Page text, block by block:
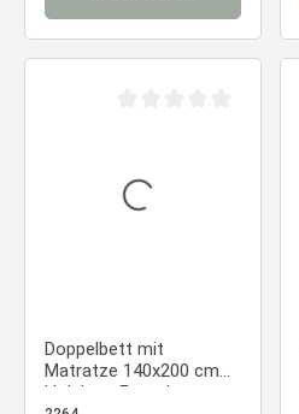
Doppelbett mit
Matratze 140x200 cm
Holzbett Futonbett